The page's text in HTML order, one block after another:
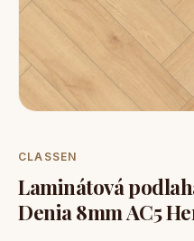
CLASSEN
Laminátová
Denia 8mm AC5